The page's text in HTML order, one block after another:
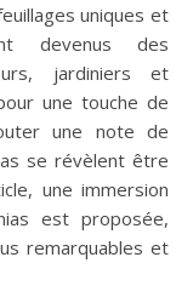
uniques et
devenus des
jardiniers et
une touche de
une note de
se révèlent être
une immersion
est proposée,
remarquables et